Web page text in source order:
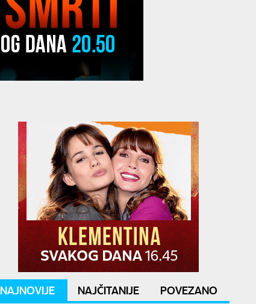
NAJNOVIJE NAJČITANIJE POVEZANO